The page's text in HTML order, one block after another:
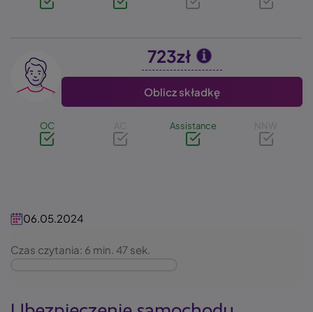
Image 723zł
Oblicz składkę
OC AC Assistance NNW
06.05.2024
Czas czytania: 6 min. 47 sek.